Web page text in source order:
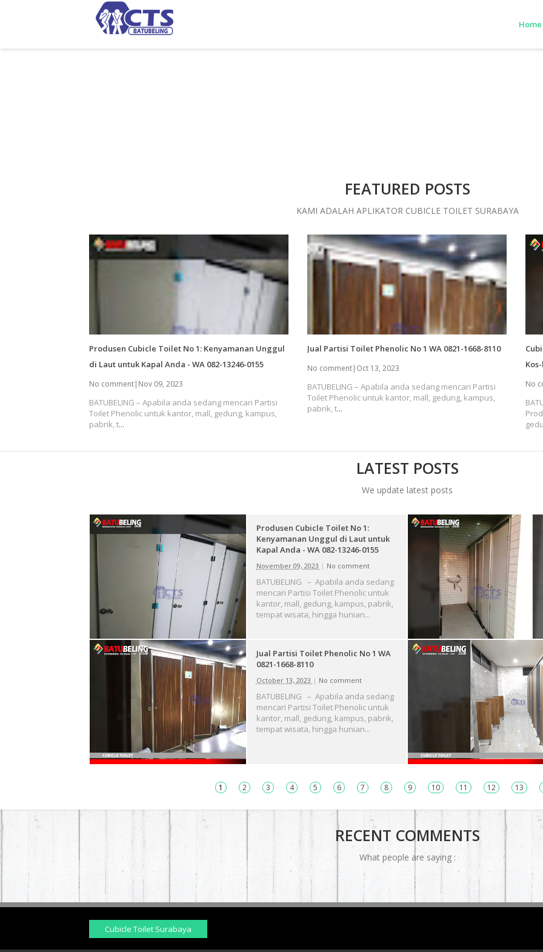
Home
FEATURED POSTS
KAMI ADALAH APLIKATOR CUBICLE TOILET SURABAYA
Produsen Cubicle Toilet No 1: Kenyamanan Unggul
di Laut untuk Kapal Anda - WA 082-13246-0155
No comment| Nov 09, 2023
BATUBELING – Apabila anda sedang mencari Partisi
Toilet Phenolic untuk kantor, mall, gedung, kampus,
pabrik, t...
Jual Partisi Toilet Phenolic No 1 WA 0821-1668-8110
No comment| Oct 13, 2023
BATUBELING – Apabila anda sedang mencari Partisi
Toilet Phenolic untuk kantor, mall, gedung, kampus,
pabrik, t...
No
LATEST POSTS
We update latest posts
Produsen Cubicle Toilet No 1:
Kenyamanan Unggul di Laut untuk
Kapal Anda - WA 082-13246-0155
November 09, 2023 | No comment
BATUBELING – Apabila anda sedang
mencari Partisi Toilet Phenolic untuk
kantor, mall, gedung, kampus, pabrik,
tempat wisata, hingga hunian...
Jual Partisi Toilet Phenolic No 1 WA
0821-1668-8110
October 13, 2023 | No comment
BATUBELING – Apabila anda sedang
mencari Partisi Toilet Phenolic untuk
kantor, mall, gedung, kampus, pabrik,
tempat wisata, hingga hunian...
1 2 3 4 5 6 7 8 9 10 11 12 13
RECENT COMMENTS
What people are saying :
Cubicle Toilet Surabaya